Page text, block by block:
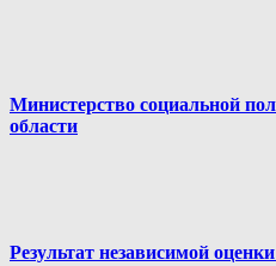
Министерство социальной
области
Результат независимой